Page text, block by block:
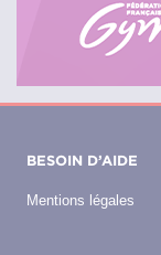
BESOIN D’AIDE
Mentions légales